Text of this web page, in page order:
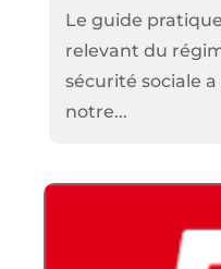
Le guide
relevant du
sécurité sociale
notre...